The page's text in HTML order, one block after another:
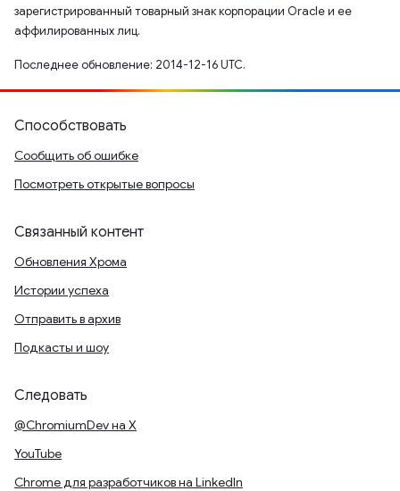
зарегистрированный товарный знак корпорации Oracle и ее
аффилированных лиц.
Последнее обновление: 2014-12-16 UTC.
Способствовать
Сообщить об ошибке
Посмотреть открытые вопросы
Связанный контент
Обновления Хрома
Истории успеха
Отправить в архив
Подкасты и шоу
Следовать
@ChromiumDev на X
YouTube
Chrome для разработчиков на LinkedIn